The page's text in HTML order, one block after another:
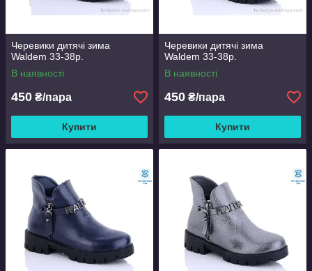
Черевики дитячі зима
Waldem 33-38р.
В наявності
450 ₴/пара
Купити
Черевики дитячі зима
Waldem 33-38р.
В наявності
450 ₴/пара
Купити